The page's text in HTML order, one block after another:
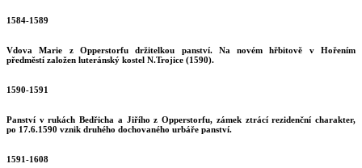
1584-1589
Vdova Marie z Opperstorfu držitelkou panství. Na novém hřbitově v Hořením
předměstí založen luteránský kostel N.Trojice (1590).
1590-1591
Panství v rukách Bedřicha a Jiřího z Opperstorfu, zámek ztrácí rezidenční charakter,
po 17.6.1590 vznik druhého dochovaného urbáře panství.
1591-1608